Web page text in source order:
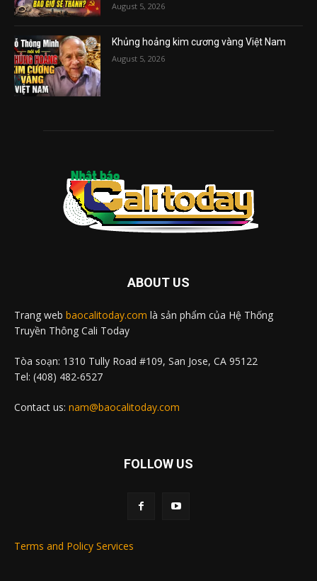
August 5, 2026
Khủng hoảng kim cương vàng Việt Nam
August 5, 2026
ABOUT US
Trang web baocalitoday.com là sản phẩm của Hệ Thống
Truyền Thông Cali Today
Tòa soạn: 1310 Tully Road #109, San Jose, CA 95122
Tel: (408) 482-6527
Contact us: nam@baocalitoday.com
FOLLOW US
Terms and Policy Services